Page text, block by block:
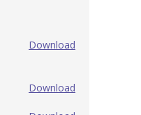
Download
Download